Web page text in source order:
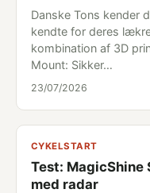
Danske Tons kender
kendte for deres
kombination af 3D
Mount: Sikker…
23/07/2026
CYKELSTART
Test: MagicShine
med radar